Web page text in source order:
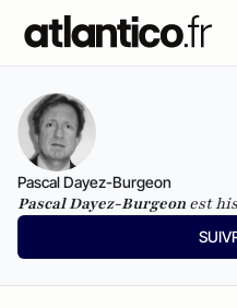
Pascal Dayez-Burgeon
Pascal Dayez-Burgeon est